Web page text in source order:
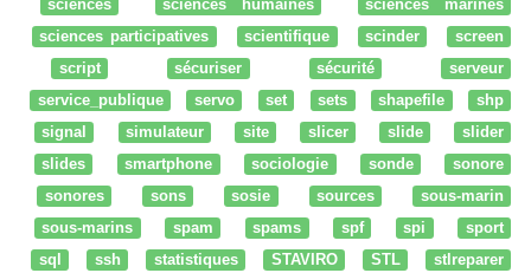
sciences
sciences humaines
sciences marines
sciences participatives
scientifique scinder
screen
script
sécuriser sécurité
serveur
service_publique
servo set sets shapefile
shp
signal
simulateur site slicer slide
slider
slides
smartphone sociologie sonde
sonore
sonores
sons sosie sources
sous-marin
sous-marins
spam spams spf spi
sport
sql
ssh statistiques STAVIRO STL
stlreparer